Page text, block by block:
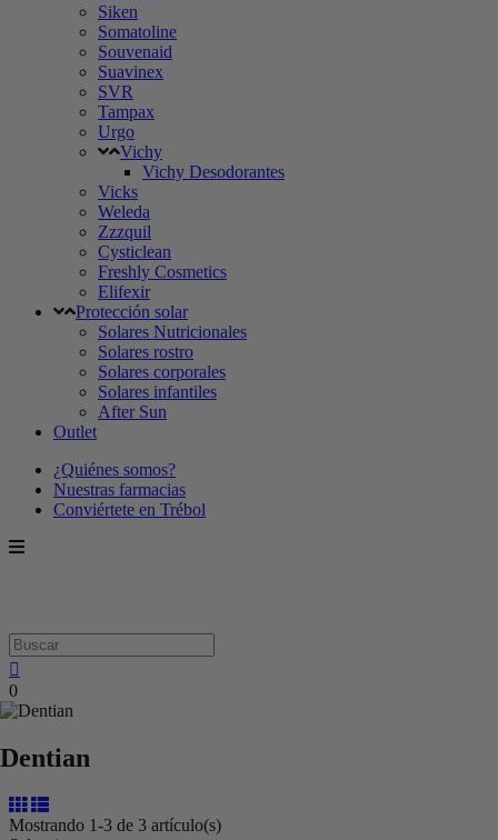
Siken
Somatoline
Souvenaid
Suavinex
SVR
Tampax
Urgo
Vichy
Vichy Desodorantes
Vicks
Weleda
Zzzquil
Cysticlean
Freshly Cosmetics
Elifexir
Protección solar
Solares Nutricionales
Solares rostro
Solares corporales
Solares infantiles
After Sun
Outlet
¿Quiénes somos?
Nuestras farmacias
Conviértete en Trébol
0
Dentian
Mostrando 1-3 de 3 artículo(s)